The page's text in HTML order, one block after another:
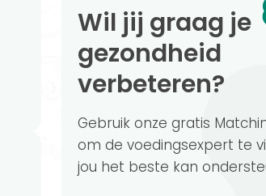
Wil jij graag je
gezondheid
verbeteren?
Gebruik onze gratis
om de voedingsexpert te
jou het beste kan